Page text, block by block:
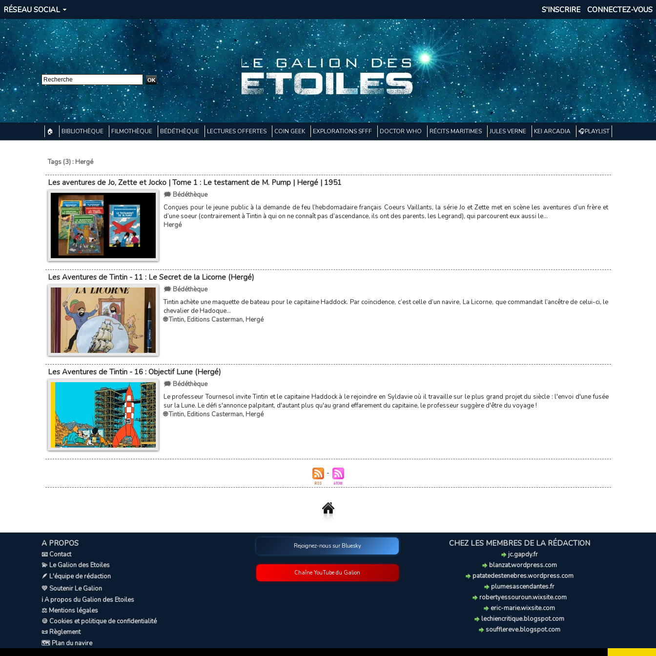
RÉSEAU SOCIAL CONNECTEZ-VOUS
S'INSCRIRE
🏠 BIBLIOTHÈQUE FILMOTHÈQUE BÉDÉTHÈQUE LECTURES OFFERTES COIN GEEK EXPLORATIONS SFFF DOCTOR WHO RÉCITS MARITIMES JULES VERNE KEI ARCADIA 🎧PLAYLIST
Tags (3) : Hergé
Les aventures de Jo, Zette et Jocko | Tome 1 : Le testament de M. Pump | Hergé | 1951
🗯️ Bédéthèque
Conçues pour le jeune public à la demande de feu l’hebdomadaire français Coeurs Vaillants, la série Jo et Zette met en scène les aventures d’un frère et
d’une soeur (contrairement à Tintin à qui on ne connaît pas d’ascendance, ils ont des parents, les Legrand), qui parcourent eux aussi le...
Hergé
Les Aventures de Tintin - 11 : Le Secret de la Licorne (Hergé)
🗯️ Bédéthèque
Tintin achète une maquette de bateau pour le capitaine Haddock. Par coïncidence, c’est celle d’un navire, La Licorne, que commandait l’ancêtre de celui-ci, le
chevalier de Hadoque...
🌐 Tintin, Editions Casterman, Hergé
Les Aventures de Tintin - 16 : Objectif Lune (Hergé)
🗯️ Bédéthèque
Le professeur Tournesol invite Tintin et le capitaine Haddock à le rejoindre en Syldavie où il travaille sur le plus grand projet du siècle : l'envoi d'une fusée
sur la Lune. Le défi s'annonce palpitant, d'autant plus qu'au grand effarement du capitaine, le professeur suggère d'être du voyage !
🌐 Tintin, Editions Casterman, Hergé
A PROPOS
📧 Contact
💫 Le Galion des Etoiles
🪶 L'équipe de rédaction
💛 Soutenir Le Galion
ℹ️ A propos du Galion des Etoiles
⚖️ Mentions légales
🍪 Cookies et politique de confidentialité
📜 Règlement
🗺️ Plan du navire
Rejoignez-nous sur Bluesky
Chaîne YouTube du Galion
CHEZ LES MEMBRES DE LA RÉDACTION
jc.gapdy.fr
blanzat.wordpress.com
patatedestenebres.wordpress.com
plumesascendantes.fr
robertyessouroun.wixsite.com
eric-marie.wixsite.com
lechiencritique.blogspot.com
soufflereve.blogspot.com